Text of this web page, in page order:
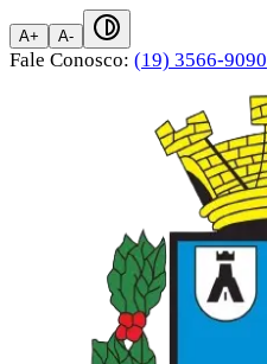
A+ A-
Fale Conosco: (19) 3566-9090